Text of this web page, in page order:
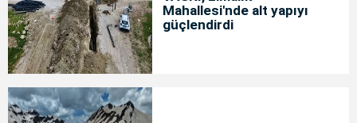
Mahallesi'nde alt yapıyı
güçlendirdi